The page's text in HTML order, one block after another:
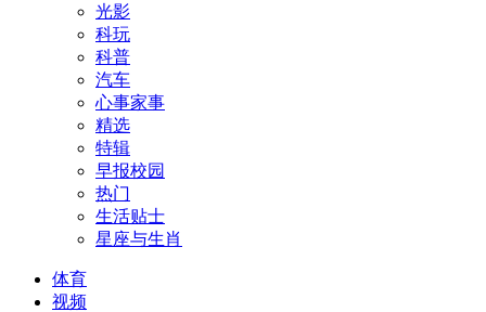
光影
科玩
科普
汽车
心事家事
精选
特辑
早报校园
热门
生活贴士
星座与生肖
体育
视频